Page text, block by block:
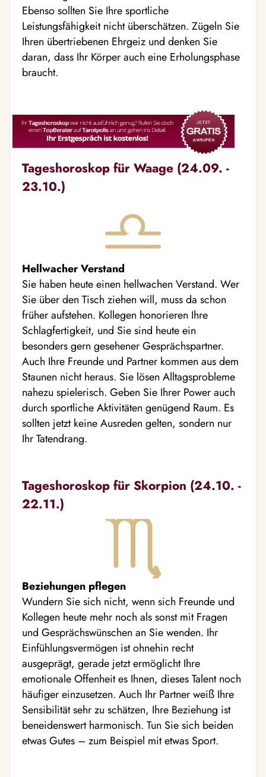
Ebenso sollten Sie Ihre sportliche
Leistungsfähigkeit nicht überschätzen. Zügeln Sie
Ihren übertriebenen Ehrgeiz und denken Sie
daran, dass Ihr Körper auch eine Erholungsphase
braucht.
Tageshoroskop für Waage (24.09. -
23.10.)
Hellwacher Verstand
Sie haben heute einen hellwachen Verstand. Wer
Sie über den Tisch ziehen will, muss da schon
früher aufstehen. Kollegen honorieren Ihre
Schlagfertigkeit, und Sie sind heute ein
besonders gern gesehener Gesprächspartner.
Auch Ihre Freunde und Partner kommen aus dem
Staunen nicht heraus. Sie lösen Alltagsprobleme
nahezu spielerisch. Geben Sie Ihrer Power auch
durch sportliche Aktivitäten genügend Raum. Es
sollten jetzt keine Ausreden gelten, sondern nur
Ihr Tatendrang.
Tageshoroskop für Skorpion (24.10. -
22.11.)
Beziehungen pflegen
Wundern Sie sich nicht, wenn sich Freunde und
Kollegen heute mehr noch als sonst mit Fragen
und Gesprächswünschen an Sie wenden. Ihr
Einfühlungsvermögen ist ohnehin recht
ausgeprägt, gerade jetzt ermöglicht Ihre
emotionale Offenheit es Ihnen, dieses Talent noch
häufiger einzusetzen. Auch Ihr Partner weiß Ihre
Sensibilität sehr zu schätzen, Ihre Beziehung ist
beneidenswert harmonisch. Tun Sie sich beiden
etwas Gutes – zum Beispiel mit etwas Sport.